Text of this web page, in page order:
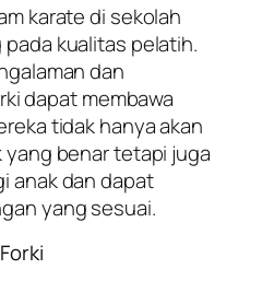
karate di sekolah
kualitas pelatih.
dan
dapat membawa
tidak hanya akan
benar tetapi juga
anak dan dapat
yang sesuai.